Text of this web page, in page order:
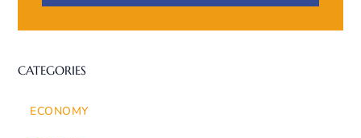
CATEGORIES
ECONOMY